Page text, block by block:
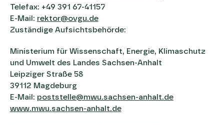
Telefax: +49 391 67-41157
E-Mail: rektor@ovgu.de
Zuständige Aufsichtsbehörde:
Ministerium für Wissenschaft, Energie, Klimaschutz
und Umwelt des Landes Sachsen-Anhalt
Leipziger Straße 58
39112 Magdeburg
E-Mail: poststelle@mwu.sachsen-anhalt.de
www.mwu.sachsen-anhalt.de